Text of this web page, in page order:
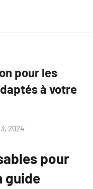
pour les
à votre
2024
pour
guide